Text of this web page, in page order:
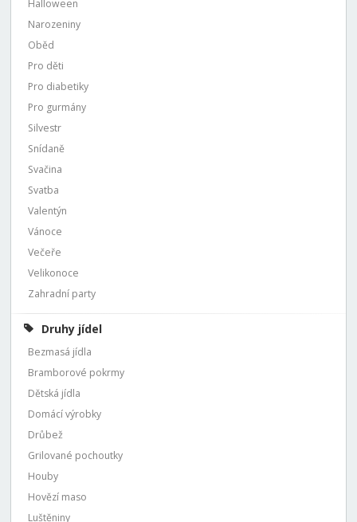
Halloween
Narozeniny
Oběd
Pro děti
Pro diabetiky
Pro gurmány
Silvestr
Snídaně
Svačina
Svatba
Valentýn
Vánoce
Večeře
Velikonoce
Zahradní party
Druhy jídel
Bezmasá jídla
Bramborové pokrmy
Dětská jídla
Domácí výrobky
Drůbež
Grilované pochoutky
Houby
Hovězí maso
Luštěniny